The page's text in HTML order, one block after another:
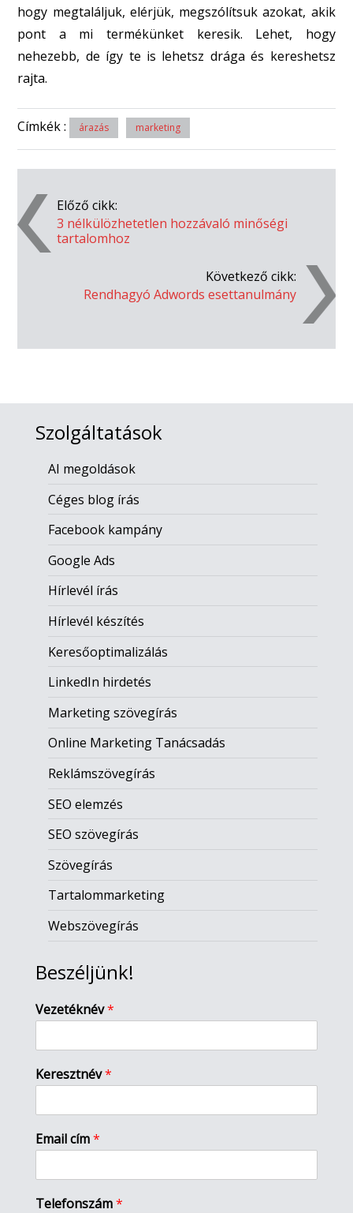
hogy megtaláljuk, elérjük, megszólítsuk azokat, akik
pont a mi termékünket keresik. Lehet, hogy
nehezebb, de így te is lehetsz drága és kereshetsz
rajta.
Címkék : árazás marketing
Post
navigation
Előző cikk:
3 nélkülözhetetlen hozzávaló minőségi
tartalomhoz
Következő cikk:
Rendhagyó Adwords esettanulmány
Szolgáltatások
AI megoldások
Céges blog írás
Facebook kampány
Google Ads
Hírlevél írás
Hírlevél készítés
Keresőoptimalizálás
LinkedIn hirdetés
Marketing szövegírás
Online Marketing Tanácsadás
Reklámszövegírás
SEO elemzés
SEO szövegírás
Szövegírás
Tartalommarketing
Webszövegírás
Beszéljünk!
Vezetéknév*
Keresztnév*
Email cím*
Telefonszám*